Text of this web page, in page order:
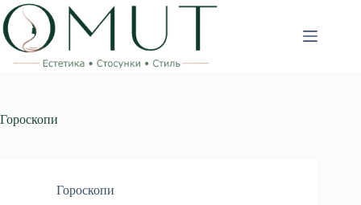
Перейти
до
вмісту
Гороскопи
Гороскопи